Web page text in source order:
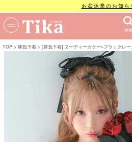
お盆休業のお知
検索
TOP 勝負下着 [勝負下着] ヌーディーカラー×ブラックレ